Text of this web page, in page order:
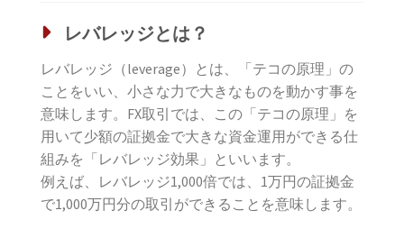
レバレッジとは？
レバレッジ（leverage）とは、「テコの原理」の
ことをいい、小さな力で大きなものを動かす事を
意味します。FX取引では、この「テコの原理」を
用いて少額の証拠金で大きな資金運用ができる仕
組みを「レバレッジ効果」といいます。
例えば、レバレッジ1,000倍では、1万円の証拠金
で1,000万円分の取引ができることを意味します。